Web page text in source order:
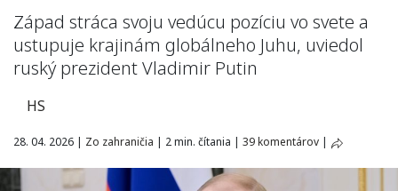
Západ stráca svoju vedúcu pozíciu vo svete a
ustupuje krajinám globálneho Juhu, uviedol
ruský prezident Vladimir Putin
HS
28. 04. 2026 | Zo zahraničia | 2 min. čítania | 39 komentárov |